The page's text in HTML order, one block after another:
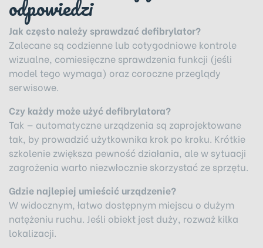
odpowiedzi
Jak często należy sprawdzać defibrylator?
Zalecane są codzienne lub cotygodniowe kontrole
wizualne, comiesięczne sprawdzenia funkcji (jeśli
model tego wymaga) oraz coroczne przeglądy
serwisowe.
Czy każdy może użyć defibrylatora?
Tak — automatyczne urządzenia są zaprojektowane
tak, by prowadzić użytkownika krok po kroku. Krótkie
szkolenie zwiększa pewność działania, ale w sytuacji
zagrożenia warto niezwłocznie skorzystać ze sprzętu.
Gdzie najlepiej umieścić urządzenie?
W widocznym, łatwo dostępnym miejscu o dużym
natężeniu ruchu. Jeśli obiekt jest duży, rozważ kilka
lokalizacji.